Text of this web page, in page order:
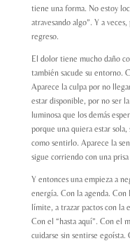
tiene una forma. No estoy
atravesando algo”. Y a
regreso.
El dolor tiene mucho daño
también sacude su entorno.
Aparece la culpa por no
estar disponible, por no ser
luminosa que los demás
porque una quiera estar
como sentirlo. Aparece la
sigue corriendo con una
Y entonces una empieza a
energía. Con la agenda. Con
límite, a trazar pactos con la
Con el “hasta aquí”. Con el
cuidarse sin sentirse